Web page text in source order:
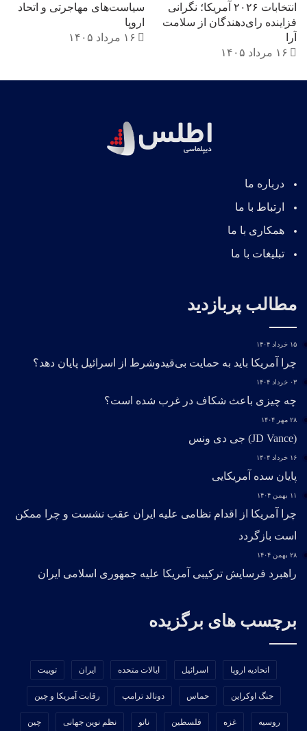
انتخابات ۲۰۲۶ آمریکا؛ نگرانی
فزاینده رای‌دهندگان از سلامت
آرا
۱۶ مرداد ۱۴۰۵
سیاست‌های مهاجرتی و اتحاد
اروپا
۱۶ مرداد ۱۴۰۵
درباره ما
ارتباط با ما
همکاری با ما
تبلیغات با ما
مطالب پربازدید
۱۵ خرداد ۱۴۰۴
چرا آمریکا باید به حمایت بی‌قیدوشرط از اسرائیل پایان دهد؟
۰۳ خرداد ۱۴۰۴
چه چیزی باعث شکاف در غرب شده است؟
۲۸ مهر ۱۴۰۴
(JD Vance) جی دی ونس
۱۶ خرداد ۱۴۰۴
پایان سده آمریکایی
۱۱ بهمن ۱۴۰۴
چرا آمریکا از اقدام نظامی علیه ایران عقب نشست و چرا ممکن
است بازگردد
۲۸ بهمن ۱۴۰۴
راهبرد فرسایش ترکیبی آمریکا علیه جمهوری اسلامی ایران
برچسب های برگزیده
اتحادیه اروپا اسرائیل ایالات متحده ایران توییت
جنگ اوکراین حماس دونالد ترامپ رقابت آمریکا و چین
روسیه غزه فلسطین ناتو نظم نوین جهانی چین